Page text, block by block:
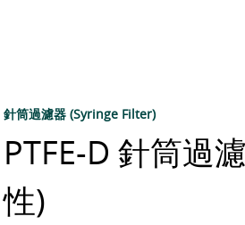
針筒過濾器 (Syringe Filter)
PTFE-D 針筒過
性)